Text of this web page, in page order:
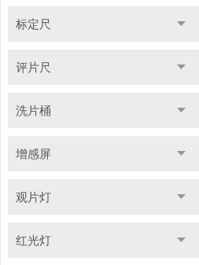
标定尺
评片尺
洗片桶
增感屏
观片灯
红光灯